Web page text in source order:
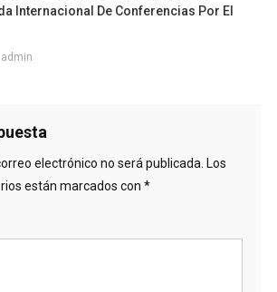
Internacional De Conferencias Por El
admin
electrónico no será publicada. Los
están marcados con *